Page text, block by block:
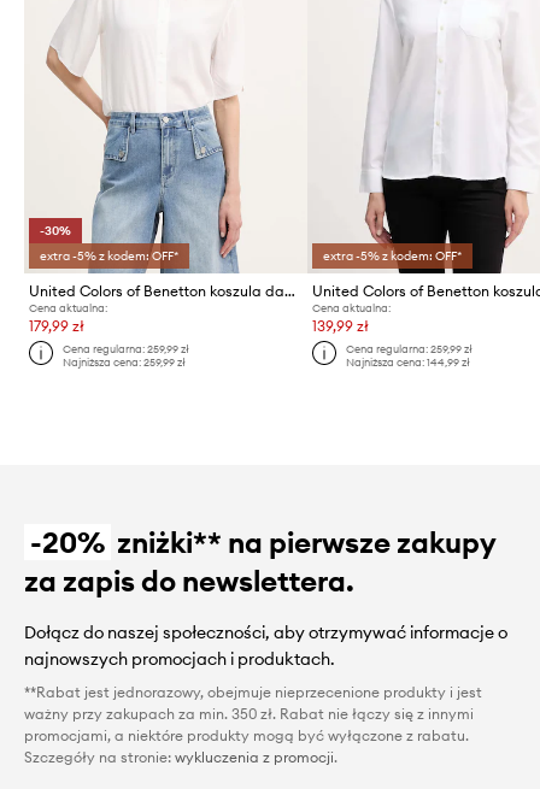
-30%
extra -5% z kodem: OFF*
United Colors of Benetton koszula damska z wiskozy
Cena aktualna:
179,99 zł
Cena regularna:259,99 zł
Najniższa cena:259,99 zł
extra -5% z kodem: OFF*
United Colors of Benetton
Cena aktualna:
139,99 zł
Cena regularna: 259,99 zł
Najniższa cena: 144,99 zł
-20% zniżki** na pierwsze zakupy
za zapis do newslettera.
Dołącz do naszej społeczności, aby otrzymywać informacje o
najnowszych promocjach i produktach.
**Rabat jest jednorazowy, obejmuje nieprzecenione produkty i jest
ważny przy zakupach za min. 350 zł. Rabat nie łączy się z innymi
promocjami, a niektóre produkty mogą być wyłączone z rabatu.
Szczegóły na stronie: wykluczenia z promocji.